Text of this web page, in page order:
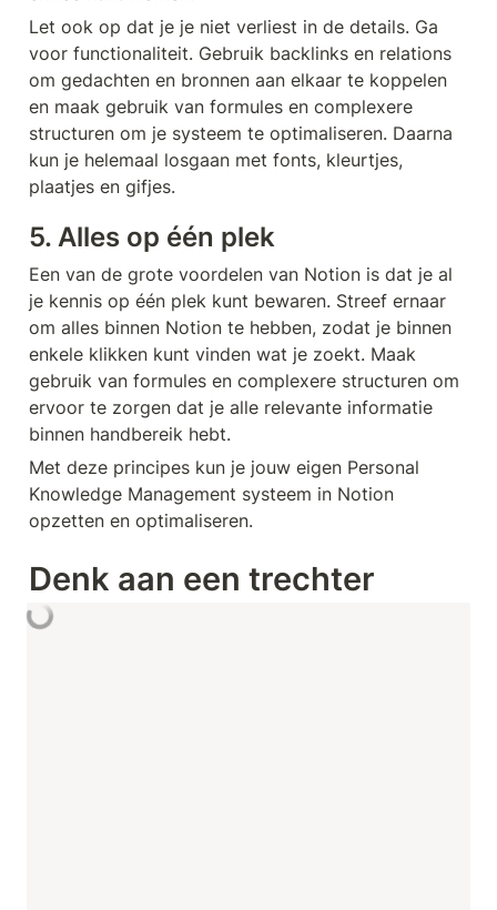
Let ook op dat je je niet verliest in de details. Ga
voor functionaliteit. Gebruik backlinks en relations
om gedachten en bronnen aan elkaar te koppelen
en maak gebruik van formules en complexere
structuren om je systeem te optimaliseren. Daarna
kun je helemaal losgaan met fonts, kleurtjes,
plaatjes en gifjes.
5. Alles op één plek
Een van de grote voordelen van Notion is dat je al
je kennis op één plek kunt bewaren. Streef ernaar
om alles binnen Notion te hebben, zodat je binnen
enkele klikken kunt vinden wat je zoekt. Maak
gebruik van formules en complexere structuren om
ervoor te zorgen dat je alle relevante informatie
binnen handbereik hebt.
Met deze principes kun je jouw eigen Personal
Knowledge Management systeem in Notion
opzetten en optimaliseren.
Denk aan een trechter